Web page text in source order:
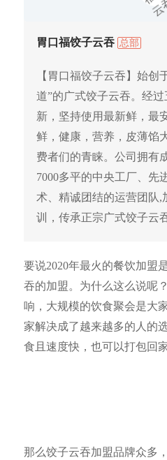
胃口福饺子云吞 总部
【胃口福饺子云吞】始创
道”的广式饺子云吞。经
新，坚持使用最新鲜，最
鲜，健康，营养，皮薄馅
费者们的青睐。公司拥有
7000多平的中央工厂、先
术、精诚团结的运营团队,
训，传承正宗广式饺子云
要说2020年最火的餐饮加盟
吞的加盟。为什么这么说呢
响，大规模的饮食聚会是大
家解决成了越来越多的人的
食且速度快，也可以打包回
那么饺子云吞加盟品牌众多